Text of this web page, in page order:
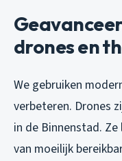
drones en
We gebruiken
verbeteren. Drones
in de Binnenstad.
van moeilijk